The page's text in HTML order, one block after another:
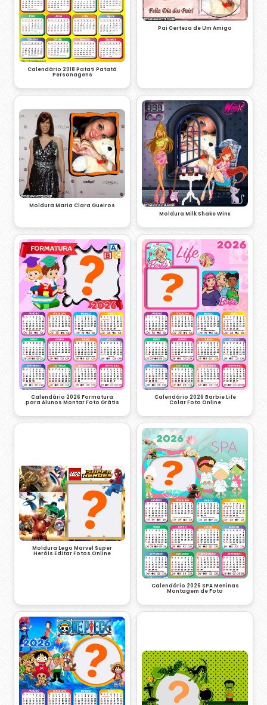
Calendário 2018 Patati Patatá
Personagens
Pai Certeza de Um Amigo
Moldura Maria Clara Gueiros
Moldura Milk Shake Winx
Calendário 2026 Formatura
para Alunos Montar Foto Grátis
Calendário 2026 Barbie Life
Colar Foto Online
Moldura Lego Marvel Super
Heróis Editar Fotos Online
Calendário 2026 SPA Meninas
Montagem de Foto